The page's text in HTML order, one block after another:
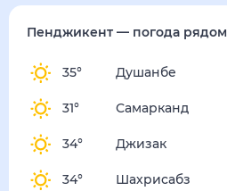
Пенджикент — погода рядом
35° Душанбе
31° Самарканд
34° Джизак
34° Шахрисабз